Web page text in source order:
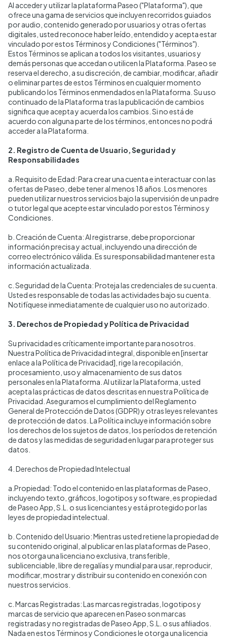
Al acceder y utilizar la plataforma Paseo ("Plataforma"), que
ofrece una gama de servicios que incluyen recorridos guiados
por audio, contenido generado por usuarios y otras ofertas
digitales, usted reconoce haber leído, entendido y acepta estar
vinculado por estos Términos y Condiciones ("Términos").
Estos Términos se aplican a todos los visitantes, usuarios y
demás personas que accedan o utilicen la Plataforma. Paseo se
reserva el derecho, a su discreción, de cambiar, modificar, añadir
o eliminar partes de estos Términos en cualquier momento
publicando los Términos enmendados en la Plataforma. Su uso
continuado de la Plataforma tras la publicación de cambios
significa que acepta y acuerda los cambios. Si no está de
acuerdo con alguna parte de los términos, entonces no podrá
acceder a la Plataforma.
2. Registro de Cuenta de Usuario, Seguridad y
Responsabilidades
a. Requisito de Edad: Para crear una cuenta e interactuar con las
ofertas de Paseo, debe tener al menos 18 años. Los menores
pueden utilizar nuestros servicios bajo la supervisión de un padre
o tutor legal que acepte estar vinculado por estos Términos y
Condiciones.
b. Creación de Cuenta: Al registrarse, debe proporcionar
información precisa y actual, incluyendo una dirección de
correo electrónico válida. Es su responsabilidad mantener esta
información actualizada.
c. Seguridad de la Cuenta: Proteja las credenciales de su cuenta.
Usted es responsable de todas las actividades bajo su cuenta.
Notifíquese inmediatamente de cualquier uso no autorizado.
3. Derechos de Propiedad y Política de Privacidad
Su privacidad es críticamente importante para nosotros.
Nuestra Política de Privacidad integral, disponible en [insertar
enlace a la Política de Privacidad], rige la recopilación,
procesamiento, uso y almacenamiento de sus datos
personales en la Plataforma. Al utilizar la Plataforma, usted
acepta las prácticas de datos descritas en nuestra Política de
Privacidad. Aseguramos el cumplimiento del Reglamento
General de Protección de Datos (GDPR) y otras leyes relevantes
de protección de datos. La Política incluye información sobre
los derechos de los sujetos de datos, los períodos de retención
de datos y las medidas de seguridad en lugar para proteger sus
datos.
4. Derechos de Propiedad Intelectual
a.Propiedad: Todo el contenido en las plataformas de Paseo,
incluyendo texto, gráficos, logotipos y software, es propiedad
de Paseo App, S.L. o sus licenciantes y está protegido por las
leyes de propiedad intelectual.
b. Contenido del Usuario: Mientras usted retiene la propiedad de
su contenido original, al publicar en las plataformas de Paseo,
nos otorga una licencia no exclusiva, transferible,
sublicenciable, libre de regalías y mundial para usar, reproducir,
modificar, mostrar y distribuir su contenido en conexión con
nuestros servicios.
c. Marcas Registradas: Las marcas registradas, logotipos y
marcas de servicio que aparecen en Paseo son marcas
registradas y no registradas de Paseo App, S.L. o sus afiliados.
Nada en estos Términos y Condiciones le otorga una licencia